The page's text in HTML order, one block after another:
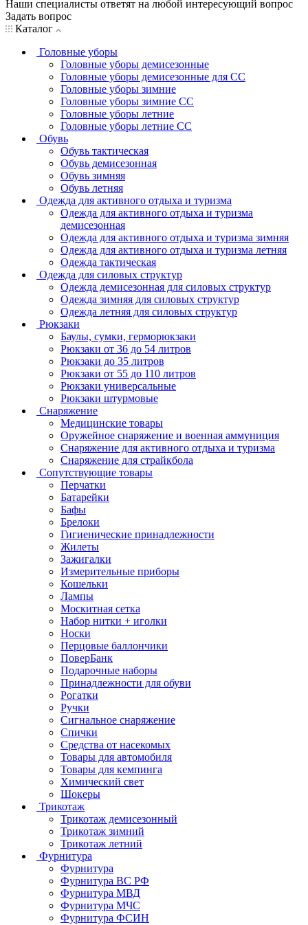
Наши специалисты ответят на любой интересующий вопрос
Задать вопрос
Каталог
Головные уборы
Головные уборы демисезонные
Головные уборы демисезонные для СС
Головные уборы зимние
Головные уборы зимние СС
Головные уборы летние
Головные уборы летние СС
Обувь
Обувь тактическая
Обувь демисезонная
Обувь зимняя
Обувь летняя
Одежда для активного отдыха и туризма
Одежда для активного отдыха и туризма
демисезонная
Одежда для активного отдыха и туризма зимняя
Одежда для активного отдыха и туризма летняя
Одежда тактическая
Одежда для силовых структур
Одежда демисезонная для силовых структур
Одежда зимняя для силовых структур
Одежда летняя для силовых структур
Рюкзаки
Баулы, сумки, герморюкзаки
Рюкзаки от 36 до 54 литров
Рюкзаки до 35 литров
Рюкзаки от 55 до 110 литров
Рюкзаки универсальные
Рюкзаки штурмовые
Снаряжение
Медицинские товары
Оружейное снаряжение и военная аммуниция
Снаряжение для активного отдыха и туризма
Снаряжение для страйкбола
Сопутствующие товары
Перчатки
Батарейки
Бафы
Брелоки
Гигиенические принадлежности
Жилеты
Зажигалки
Измерительные приборы
Кошельки
Лампы
Москитная сетка
Набор нитки + иголки
Носки
Перцовые баллончики
ПоверБанк
Подарочные наборы
Принадлежности для обуви
Рогатки
Ручки
Сигнальное снаряжение
Спички
Средства от насекомых
Товары для автомобиля
Товары для кемпинга
Химический свет
Шокеры
Трикотаж
Трикотаж демисезонный
Трикотаж зимний
Трикотаж летний
Фурнитура
Фурнитура
Фурнитура ВС РФ
Фурнитура МВД
Фурнитура МЧС
Фурнитура ФСИН